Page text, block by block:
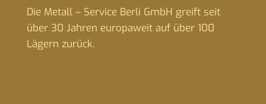
Die Metall – Service Berli GmbH greift seit
über 30 Jahren europaweit auf über 100
Lägern zurück.